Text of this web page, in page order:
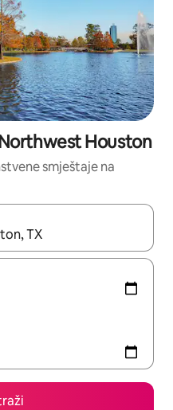
Houston
smještaje na
ćete ih pregledati